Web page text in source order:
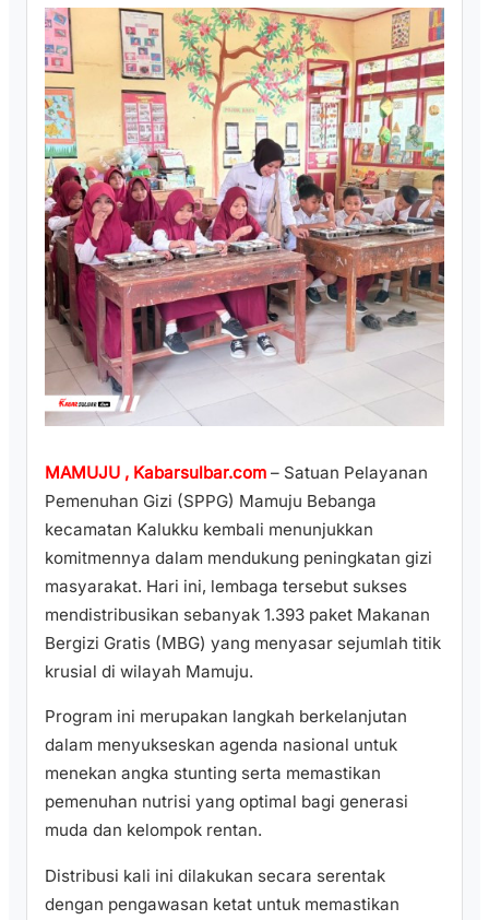
MAMUJU , Kabarsulbar.com – Satuan Pelayanan
Pemenuhan Gizi (SPPG) Mamuju Bebanga
kecamatan Kalukku kembali menunjukkan
komitmennya dalam mendukung peningkatan gizi
masyarakat. Hari ini, lembaga tersebut sukses
mendistribusikan sebanyak 1.393 paket Makanan
Bergizi Gratis (MBG) yang menyasar sejumlah titik
krusial di wilayah Mamuju.
​Program ini merupakan langkah berkelanjutan
dalam menyukseskan agenda nasional untuk
menekan angka stunting serta memastikan
pemenuhan nutrisi yang optimal bagi generasi
muda dan kelompok rentan.
​Distribusi kali ini dilakukan secara serentak
dengan pengawasan ketat untuk memastikan